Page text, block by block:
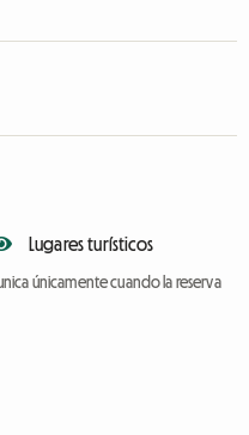
Lugares turísticos
únicamente cuando la reserva